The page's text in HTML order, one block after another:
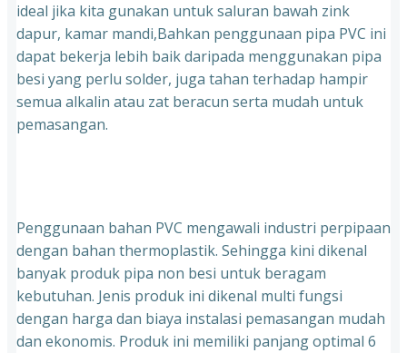
ideal jika kita gunakan untuk saluran bawah zink
dapur, kamar mandi,Bahkan penggunaan pipa PVC ini
dapat bekerja lebih baik daripada menggunakan pipa
besi yang perlu solder, juga tahan terhadap hampir
semua alkalin atau zat beracun serta mudah untuk
pemasangan.
Penggunaan bahan PVC mengawali industri perpipaan
dengan bahan thermoplastik. Sehingga kini dikenal
banyak produk pipa non besi untuk beragam
kebutuhan. Jenis produk ini dikenal multi fungsi
dengan harga dan biaya instalasi pemasangan mudah
dan ekonomis. Produk ini memiliki panjang optimal 6